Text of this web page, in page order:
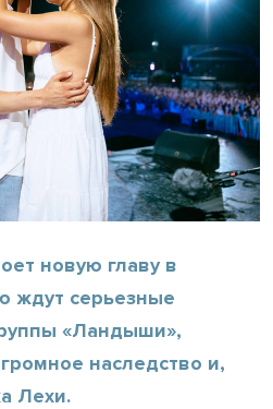
новую главу в
ждут серьезные
«Ландыши»,
наследство и,
Лехи.